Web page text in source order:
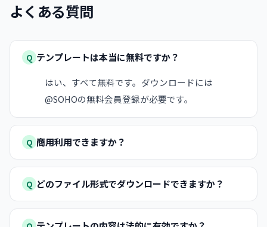
よくある質問
Q テンプレートは本当に無料ですか？
はい、すべて無料です。ダウンロードには
@SOHOの無料会員登録が必要です。
Q 商用利用できますか？
Q どのファイル形式でダウンロードできますか？